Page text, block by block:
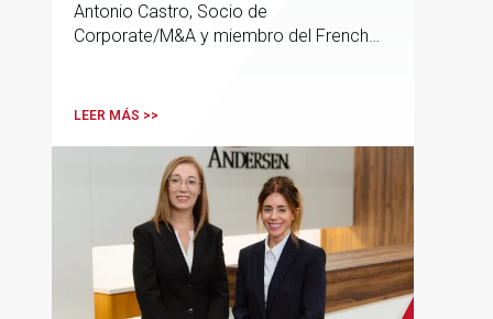
Antonio Castro, Socio de
Corporate/M&A y miembro del French
españolas que combinan los sectores
LEER MÁS >>